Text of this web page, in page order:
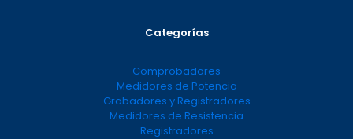
Categorías
Comprobadores
Medidores de Potencia
Grabadores y Registradores
Medidores de Resistencia
Registradores